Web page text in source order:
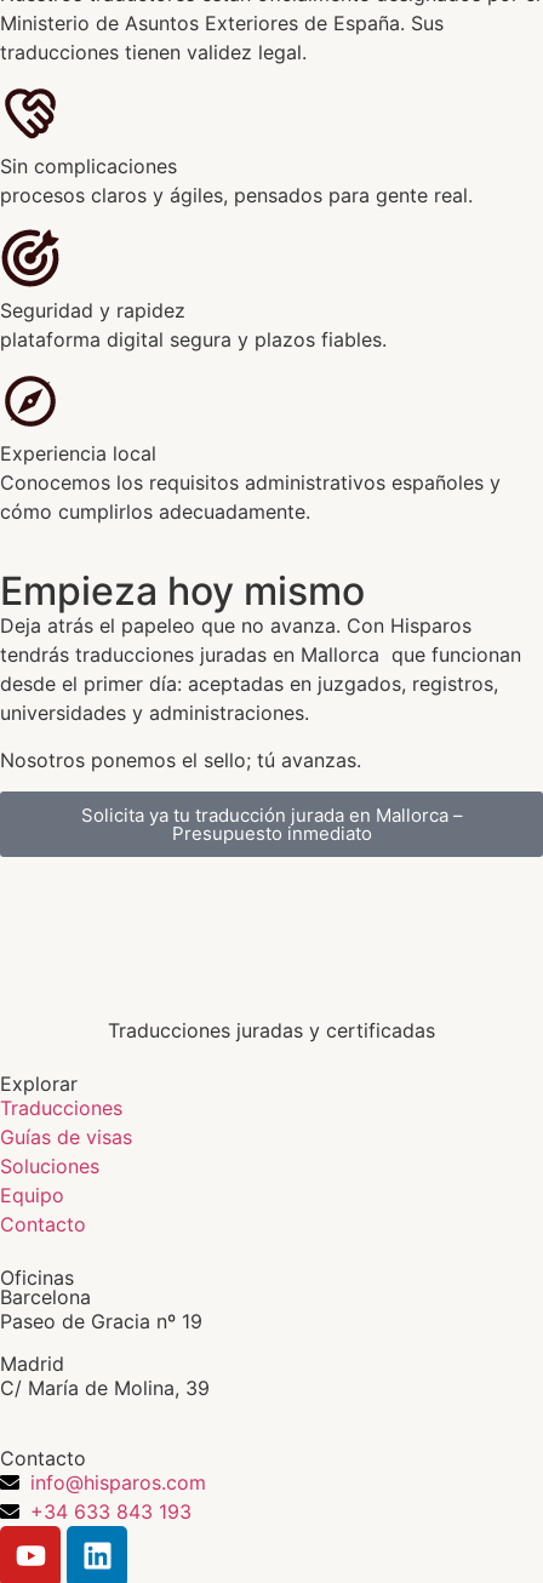
Ministerio de Asuntos Exteriores de España. Sus
traducciones tienen validez legal.
Sin complicaciones
procesos claros y ágiles, pensados para gente real.
Seguridad y rapidez
plataforma digital segura y plazos fiables.
Experiencia local
Conocemos los requisitos administrativos españoles y
cómo cumplirlos adecuadamente.
Empieza hoy mismo
Deja atrás el papeleo que no avanza. Con Hisparos
tendrás traducciones juradas en Mallorca que funcionan
desde el primer día: aceptadas en juzgados, registros,
universidades y administraciones.
Nosotros ponemos el sello; tú avanzas.
Solicita ya tu traducción jurada en Mallorca –
Presupuesto inmediato
Traducciones juradas y certificadas
Explorar
Traducciones
Guías de visas
Soluciones
Equipo
Contacto
Oficinas
Barcelona
Paseo de Gracia nº 19
Madrid
C/ María de Molina, 39
Contacto
info@hisparos.com
+34 633 843 193